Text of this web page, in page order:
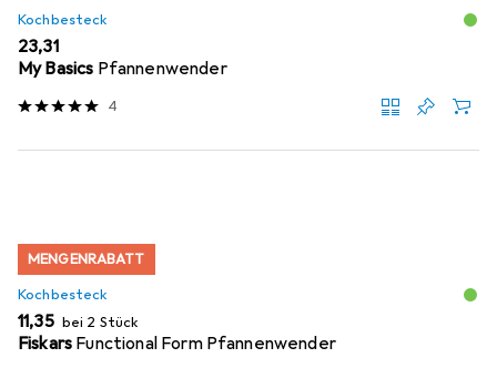
Kochbesteck
EUR
23,31
My Basics Pfannenwender
4
MENGENRABATT
Kochbesteck
EUR
11,35 bei 2 Stück
Fiskars Functional Form Pfannenwender